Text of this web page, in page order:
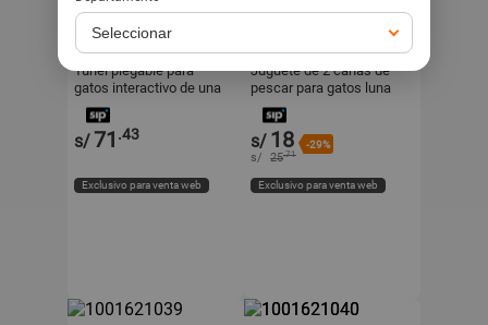
MIAYOSHIBOUTIQUE
MIA&OSHI PET BOUTIQUE
Túnel plegable para
gatos interactivo de una
salida
s/71 .43
Exclusivo para venta web
Juguete de 2 cañas de
pescar para gatos luna
s/ 18 -29%
s/ 25.71
Exclusivo para venta web